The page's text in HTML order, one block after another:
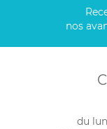
nos
du